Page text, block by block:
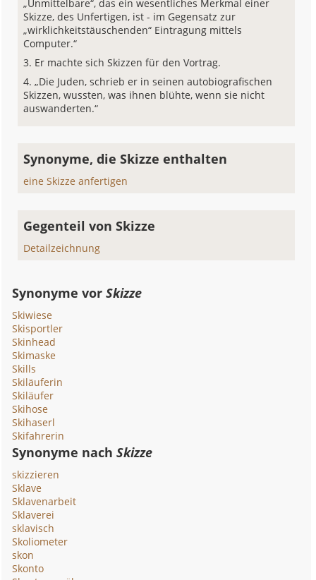
„Unmittelbare“, das ein wesentliches Merkmal einer
Skizze, des Unfertigen, ist - im Gegensatz zur
„wirklichkeitstäuschenden“ Eintragung mittels
Computer.“
Er machte sich Skizzen für den Vortrag.
„Die Juden, schrieb er in seinen autobiografischen
Skizzen, wussten, was ihnen blühte, wenn sie nicht
auswanderten.“
Synonyme, die Skizze enthalten
eine Skizze anfertigen
Gegenteil von Skizze
Detailzeichnung
Synonyme vorSkizze
Skiwiese
Skisportler
Skinhead
Skimaske
Skills
Skiläuferin
Skiläufer
Skihose
Skihaserl
Skifahrerin
Synonyme nachSkizze
skizzieren
Sklave
Sklavenarbeit
Sklaverei
sklavisch
Skoliometer
skon
Skonto